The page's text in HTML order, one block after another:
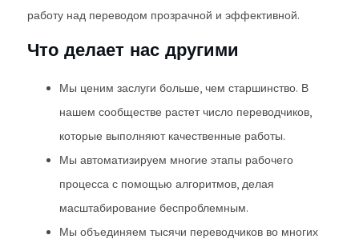
работу над переводом прозрачной и эффективной.
Что делает нас другими
Мы ценим заслуги больше, чем старшинство. В
нашем сообществе растет число переводчиков,
которые выполняют качественные работы.
Мы автоматизируем многие этапы рабочего
процесса с помощью алгоритмов, делая
масштабирование беспроблемным.
Мы объединяем тысячи переводчиков во многих